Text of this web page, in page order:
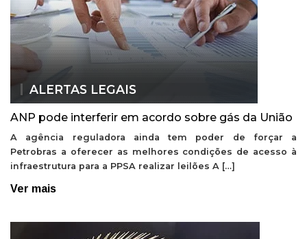
ALERTAS LEGAIS
ANP pode interferir em acordo sobre gás da União
A agência reguladora ainda tem poder de forçar a
Petrobras a oferecer as melhores condições de acesso à
infraestrutura para a PPSA realizar leilões A […]
Ver mais